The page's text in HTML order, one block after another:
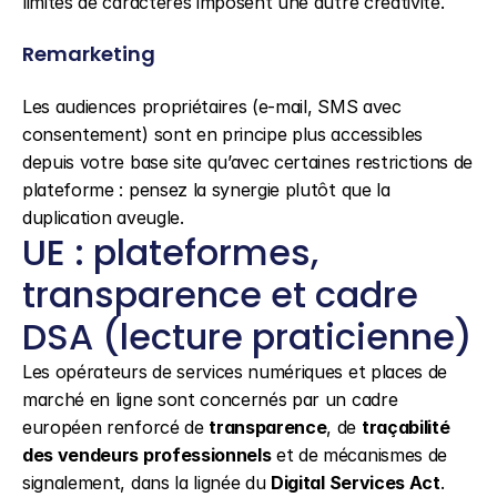
Remarketing
Les audiences propriétaires (e-mail, SMS avec
consentement) sont en principe plus accessibles
depuis votre base site qu’avec certaines restrictions de
plateforme : pensez la synergie plutôt que la
duplication aveugle.
UE : plateformes,
transparence et cadre
DSA (lecture praticienne)
Les opérateurs de services numériques et places de
marché en ligne sont concernés par un cadre
européen renforcé de transparence, de traçabilité
des vendeurs professionnels et de mécanismes de
signalement, dans la lignée du Digital Services Act.